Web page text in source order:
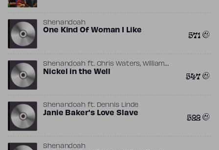
Shenandoah
One Kind Of Woman I Like 571
Shenandoah ft. Chris Waters,William
Wilson
Nickel in the Well 547
Shenandoah ft. Dennis Linde
Janie Baker's Love Slave 522
Shenandoah